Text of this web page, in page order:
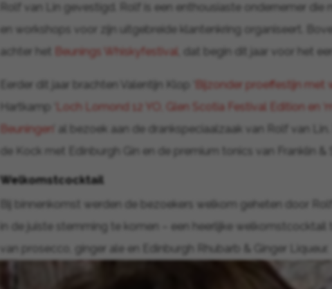
Rolf van Lin gevestigd. Rolf is een enthousiaste ondernemer die
en workshops voor zijn uitgebreide klantenkring organiseert.
achter het
Beunings Whiskyfestival , dat begin dit jaar voor het
Eerder dit jaar brachten Valentijn Klop ‘ Bijzonder proeffestijn met
Hartkamp ‘
Loch Lomond 12 YO, Glen Scotia Festival Edition en
Beuningen
’ al bezoek aan de drankspeciaalzaak van Rolf van
de Kock met Edinburgh Gin en de premium tonics van Franklin &
Welkomstcocktail
Bij binnenkomst werden de bezoekers welkom geheten door
in de juiste stemming te komen – een heerlijke welkomstcocktail
van prosecco, ginger ale en Edinburgh Rhubarb & Ginger Liqueur.